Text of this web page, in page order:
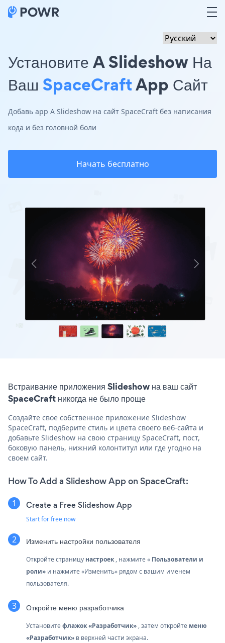
Установите A Slideshow На
Ваш SpaceCraftApp Сайт
Добавь app A Slideshow на сайт SpaceCraft без написания
кода и без головной боли
Начать бесплатно
Встраивание приложения Slideshow на ваш сайт
SpaceCraft никогда не было проще
Создайте свое собственное приложение Slideshow
SpaceCraft, подберите стиль и цвета своего веб-сайта и
добавьте Slideshow на свою страницу SpaceCraft, пост,
боковую панель, нижний колонтитул или где угодно на
своем сайт.
How To Add a Slideshow App on SpaceCraft:
Create a Free Slideshow App
Start for free now
Изменить настройки пользователя
Откройте страницу настроек , нажмите « Пользователи и
роли» и нажмите «Изменить» рядом с вашим именем
пользователя.
Откройте меню разработчика
Установитефлажок «Разработчик» , затем откройте меню
«Разработчик» в верхней части экрана.